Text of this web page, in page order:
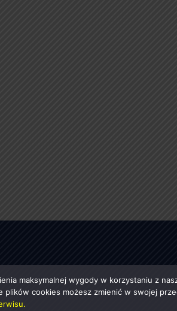
maksymalnej wygody w korzystaniu z
cookies możesz zmienić w swojej